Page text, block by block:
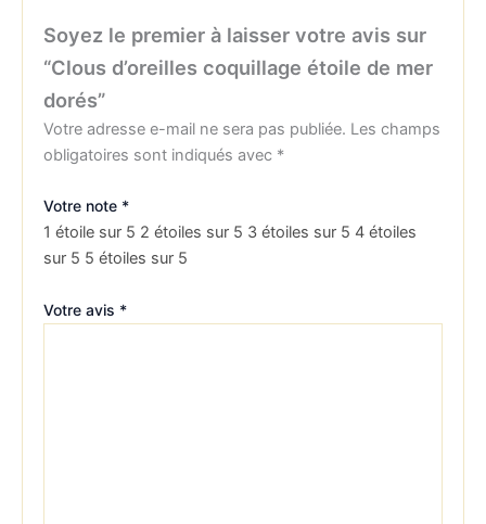
Soyez le premier à laisser votre avis sur
“Clous d’oreilles coquillage étoile de mer
dorés”
Votre adresse e-mail ne sera pas publiée. Les champs
obligatoires sont indiqués avec *
Votre note *
1 étoile sur 5 2 étoiles sur 5 3 étoiles sur 5 4 étoiles
sur 5 5 étoiles sur 5
Votre avis *